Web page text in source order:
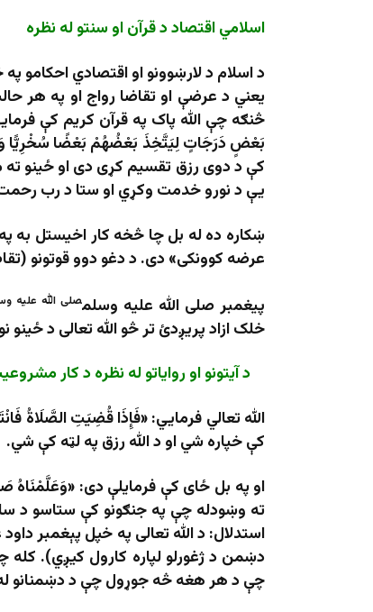
اسلامي اقتصاد د قرآن او سنتو له نظره
د اسلام د لارښوونو او اقتصادي احکامو
يعني د عرضې او تقاضا رواج او په هر
څنګه چې الله پاک په قرآن کریم کې
بَعْضٍ دَرَجَاتٍ لِيَتَّخِذَ بَعْضُهُمْ بَعْضًا سُخْرِيًّا
کې د دوی رزق تقسیم کړی دی او ځینو ته
یې د نورو خدمت وکړي او ستا د رب
ښکاره ده له بل چا څخه کار اخیستل به
عرضه کوونکی» دی. د دغو دوو قوتونو
پیغمبر صلی الله علیه وسلمصلی الله علیه
خلک ازاد پریږدئ تر څو الله تعالی د ځینو
د آيتونو او رواياتو له نظره د کار
الله تعالي فرمايي: «فَإِذَا قُضِيَتِ الصَّلَاةُ
کې خپاره شي او د الله رزق په لټه کې شي.
او په بل ځای کې فرمايلې دی:
ته وښودله چې په جنګونو کې ستاسو د
استدلال: د الله تعالی په خپل پېغمبر
دښمن د ژغورلو لپاره کارول کیږي). کله
چې د هر هغه څه جوړول چې د دښمنانو